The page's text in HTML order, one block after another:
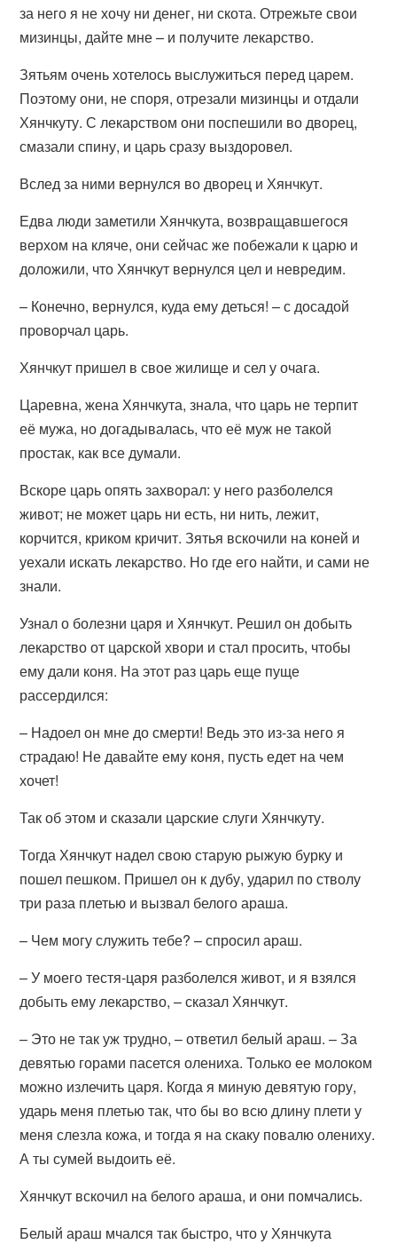
за него я не хочу ни денег, ни скота. Отрежьте свои
мизинцы, дайте мне – и получите лекарство.
Зятьям очень хотелось выслужиться перед царем.
Поэтому они, не споря, отрезали мизинцы и отдали
Хянчкуту. С лекарством они поспешили во дворец,
смазали спину, и царь сразу выздоровел.
Вслед за ними вернулся во дворец и Хянчкут.
Едва люди заметили Хянчкута, возвращавшегося
верхом на кляче, они сейчас же побежали к царю и
доложили, что Хянчкут вернулся цел и невредим.
– Конечно, вернулся, куда ему деться! – с досадой
проворчал царь.
Хянчкут пришел в свое жилище и сел у очага.
Царевна, жена Хянчкута, знала, что царь не терпит
её мужа, но догадывалась, что её муж не такой
простак, как все думали.
Вскоре царь опять захворал: у него разболелся
живот; не может царь ни есть, ни нить, лежит,
корчится, криком кричит. Зятья вскочили на коней и
уехали искать лекарство. Но где его найти, и сами не
знали.
Узнал о болезни царя и Хянчкут. Решил он добыть
лекарство от царской хвори и стал просить, чтобы
ему дали коня. На этот раз царь еще пуще
рассердился:
– Надоел он мне до смерти! Ведь это из-за него я
страдаю! Не давайте ему коня, пусть едет на чем
хочет!
Так об этом и сказали царские слуги Хянчкуту.
Тогда Хянчкут надел свою старую рыжую бурку и
пошел пешком. Пришел он к дубу, ударил по стволу
три раза плетью и вызвал белого араша.
– Чем могу служить тебе? – спросил араш.
– У моего тестя-царя разболелся живот, и я взялся
добыть ему лекарство, – сказал Хянчкут.
– Это не так уж трудно, – ответил белый араш. – За
девятью горами пасется олениха. Только ее молоком
можно излечить царя. Когда я миную девятую гору,
ударь меня плетью так, что бы во всю длину плети у
меня слезла кожа, и тогда я на скаку повалю олениху.
А ты сумей выдоить её.
Хянчкут вскочил на белого араша, и они помчались.
Белый араш мчался так быстро, что у Хянчкута